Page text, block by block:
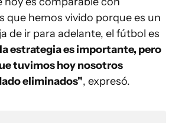
que hemos vivido porque es un
de ir para adelante, el fútbol es
estrategia es importante, pero
tuvimos hoy nosotros
eliminados", expresó.